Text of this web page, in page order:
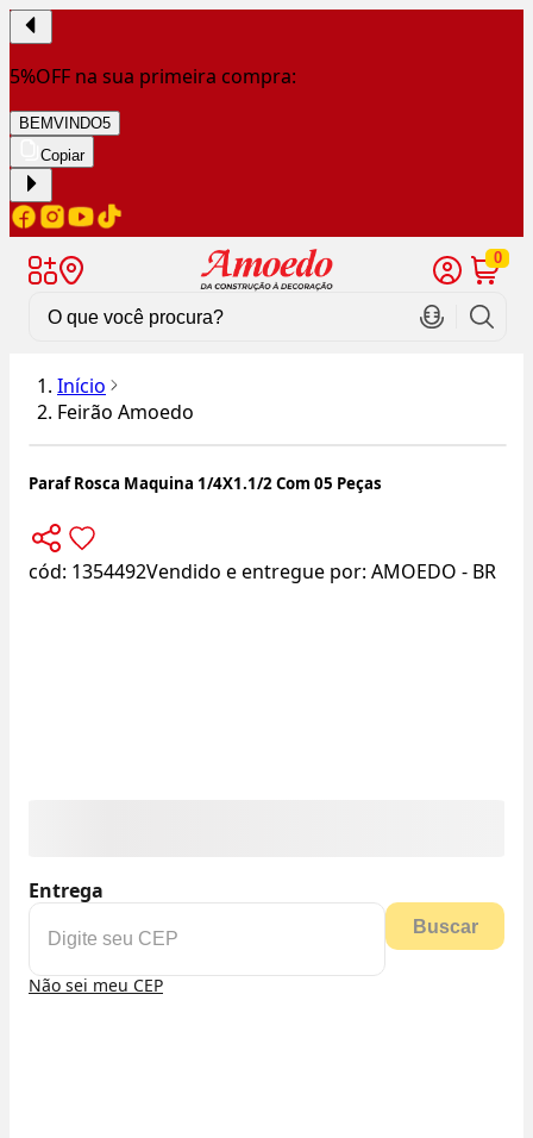
5%OFF na sua primeira compra:
BEMVINDO5
Copiar
0
Início
Feirão Amoedo
Paraf Rosca Maquina 1/4X1.1/2 Com 05 Peças
cód: 1354492Vendido e entregue por: AMOEDO - BR
Entrega
Buscar
Não sei meu CEP